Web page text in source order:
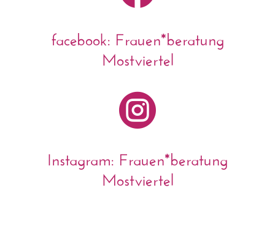
facebook: Frauen*beratung
Mostviertel

Instagram: Frauen*beratung
Mostviertel